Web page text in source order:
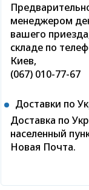
менеджером
вашего
складе по
Киев,
(067) 010-77-67
Доставки по
Доставка по
населенный
Новая Почта.